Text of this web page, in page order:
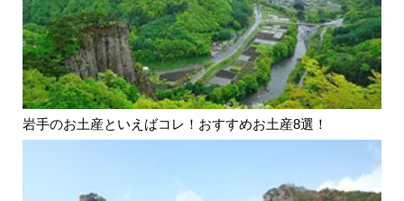
岩手のお土産といえばコレ！おすすめお土産8選！